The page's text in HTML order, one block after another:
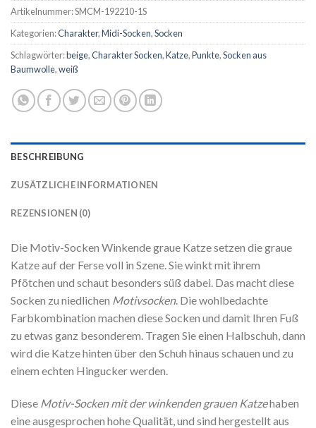
Artikelnummer:SMCM-192210-1S
Kategorien:Charakter,Midi-Socken,Socken
Schlagwörter:beige,Charakter Socken,Katze,Punkte,Socken aus
Baumwolle,weiß
BESCHREIBUNG
ZUSÄTZLICHE INFORMATIONEN
REZENSIONEN (0)
Die Motiv-Socken Winkende graue Katze setzen die graue
Katze auf der Ferse voll in Szene. Sie winkt mit ihrem
Pfötchen und schaut besonders süß dabei. Das macht diese
Socken zu niedlichen Motivsocken. Die wohlbedachte
Farbkombination machen diese Socken und damit Ihren Fuß
zu etwas ganz besonderem. Tragen Sie einen Halbschuh, dann
wird die Katze hinten über den Schuh hinaus schauen und zu
einem echten Hingucker werden.
Diese Motiv-Socken mit der winkenden grauen Katzehaben
eine ausgesprochen hohe Qualität, und sind hergestellt aus